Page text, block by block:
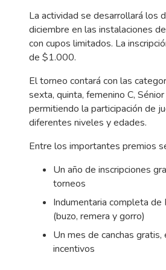
La actividad se desarrollará los
diciembre en las instalaciones
con cupos limitados. La
de $1.000.
El torneo contará con las
sexta, quinta, femenino C,
permitiendo la participación de
diferentes niveles y edades.
Entre los importantes premios
Un año de inscripciones
torneos
Indumentaria completa de
(buzo, remera y gorro)
Un mes de canchas
incentivos